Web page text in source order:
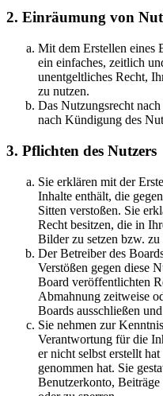
2. Einräumung von
Mit dem Erstellen eines
ein einfaches, zeitlich
unentgeltliches Recht,
zu nutzen.
Das Nutzungsrecht
nach Kündigung des
3. Pflichten des Nutzers
Sie erklären mit der
Inhalte enthält, die
Sitten verstoßen. Sie
Recht besitzen, die in
Bilder zu setzen bzw. zu
Der Betreiber des
Verstößen gegen diese
Board veröffentlichten
Abmahnung zeitweise
Boards ausschließen
Sie nehmen zur
Verantwortung für die
er nicht selbst erstellt
genommen hat. Sie
Benutzerkonto,